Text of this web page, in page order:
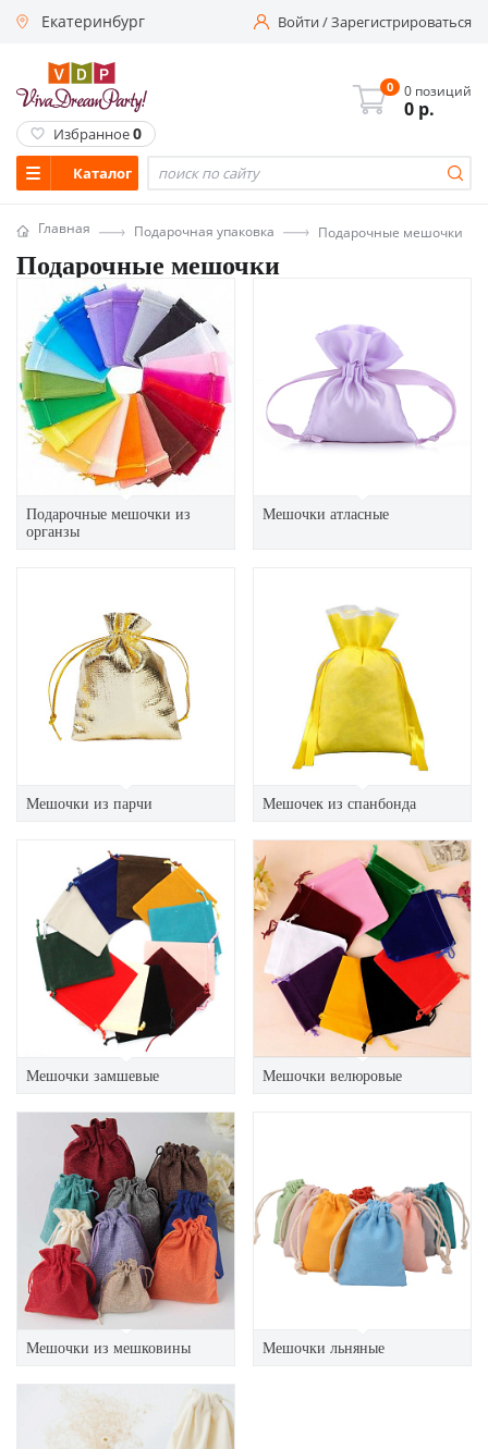
Екатеринбург Войти/Зарегистрироваться
Каталог
0 0 позиций
0 р.
Избранное0
Главная Подарочная упаковка Подарочные мешочки
Подарочные мешочки
Подарочные мешочки из
органзы
Мешочки атласные
Мешочки из парчи Мешочек из спанбонда
Мешочки замшевые Мешочки велюровые
Мешочки из мешковины Мешочки льняные